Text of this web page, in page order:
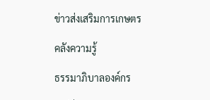
ข่าวส่งเสริมการเกษตร
คลังความรู้
ธรรมาภิบาลองค์กร